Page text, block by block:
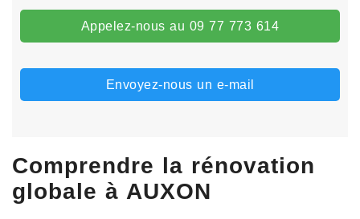
Appelez-nous au 09 77 773 614
Envoyez-nous un e-mail
Comprendre la rénovation
globale à AUXON